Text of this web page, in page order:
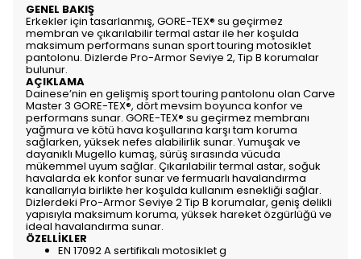
GENEL BAKIŞ
Erkekler için tasarlanmış, GORE-TEX® su geçirmez
membran ve çıkarılabilir termal astar ile her koşulda
maksimum performans sunan sport touring motosiklet
pantolonu. Dizlerde Pro-Armor Seviye 2, Tip B korumalar
bulunur.
AÇIKLAMA
Dainese’nin en gelişmiş sport touring pantolonu olan Carve
Master 3 GORE-TEX®, dört mevsim boyunca konfor ve
performans sunar. GORE-TEX® su geçirmez membranı
yağmura ve kötü hava koşullarına karşı tam koruma
sağlarken, yüksek nefes alabilirlik sunar. Yumuşak ve
dayanıklı Mugello kumaş, sürüş sırasında vücuda
mükemmel uyum sağlar. Çıkarılabilir termal astar, soğuk
havalarda ek konfor sunar ve fermuarlı havalandırma
kanallarıyla birlikte her koşulda kullanım esnekliği sağlar.
Dizlerdeki Pro-Armor Seviye 2 Tip B korumalar, geniş delikli
yapısıyla maksimum koruma, yüksek hareket özgürlüğü ve
ideal havalandırma sunar.
ÖZELLİKLER
EN 17092 A sertifikalı motosiklet g